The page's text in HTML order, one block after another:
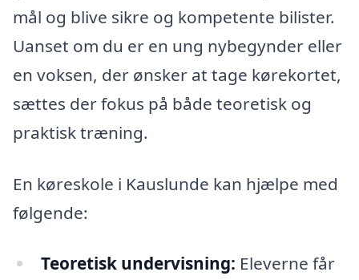
mål og blive sikre og kompetente bilister.
Uanset om du er en ung nybegynder eller
en voksen, der ønsker at tage kørekortet,
sættes der fokus på både teoretisk og
praktisk træning.
En køreskole i Kauslunde kan hjælpe med
følgende:
Teoretisk undervisning: Eleverne får